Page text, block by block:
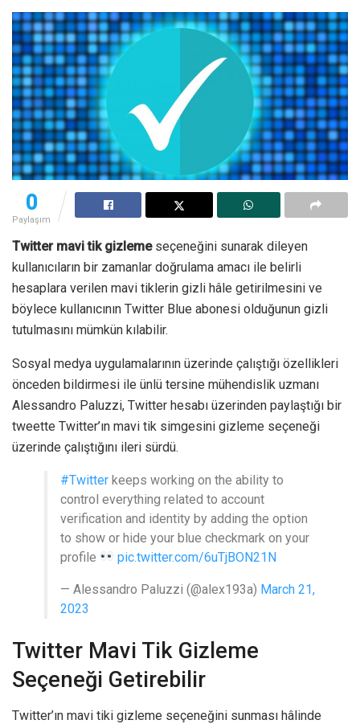
0
Paylaşım
Twitter mavi tik gizlemeseçeneğini sunarak dileyen
kullanıcıların bir zamanlar doğrulama amacı ile belirli
hesaplara verilen mavi tiklerin gizli hâle getirilmesini ve
böylece kullanıcının Twitter Blue abonesi olduğunun gizli
tutulmasını mümkün kılabilir.
Sosyal medya uygulamalarının üzerinde çalıştığı özellikleri
önceden bildirmesi ile ünlü tersine mühendislik uzmanı
Alessandro Paluzzi, Twitter hesabı üzerinden paylaştığı bir
tweette Twitter’ın mavi tik simgesini gizleme seçeneği
üzerinde çalıştığını ileri sürdü.
#Twitter keeps working on the ability to
control everything related to account
verification and identity by adding the option
to show or hide your blue checkmark on your
profile
pic.twitter.com/6uTjBON21N
— Alessandro Paluzzi (@alex193a) March 21,
2023
Twitter Mavi Tik Gizleme
Seçeneği Getirebilir
Twitter’ın mavi tiki gizleme seçeneğini sunması hâlinde